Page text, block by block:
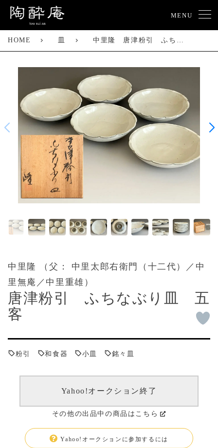
MENU
HOME 中里隆 唐津粉引 ふちなぶり皿 五客 輪花 銘々皿 懐石 会席 和食器
中里隆 （父： 中里太郎右衛門（十二代）／中
里無庵／中里重雄）
唐津粉引 ふちなぶり皿 五
客
粉引 和食器 小皿 銘々皿
Yahoo!オークション終了
その他の出品中の商品はこちら
Yahoo!オークションに参加するには